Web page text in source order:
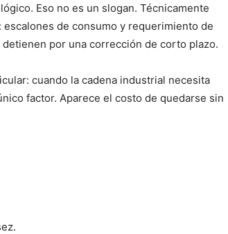
Eso no es un slogan. Técnicamente
de consumo y requerimiento de
por una corrección de corto plazo.
cuando la cadena industrial necesita
factor. Aparece el costo de quedarse sin